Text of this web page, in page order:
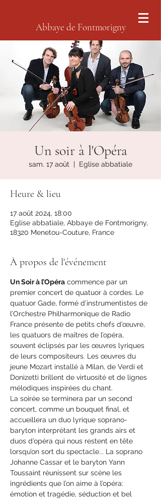
Abbaye de Fontmorigny
Un soir à l'Opéra
sam. 17 août
  |
Eglise abbatiale
Heure & lieu
17 août 2024, 18:00
Eglise abbatiale, Abbaye de Fontmorigny,
18320 Menetou-Couture, France
À propos de l'événement
Un Soir à l’Opéra commence par un
premier concert de quatuor à cordes. Le
quatuor Gade, formé d’instrumentistes de
l’Orchestre Philharmonique de Radio
France présente de petits chefs d’œuvre,
les quatuors de maîtres de l’opéra,
souvent éclipsés par les œuvres lyriques
de leurs compositeurs. Les œuvres du
jeune Mozart installé à Milan, de Verdi et
Donizetti brillent de virtuosité et de lignes
mélodiques inspirées du chant.
La soirée se terminera par un second
concert, comme un bouquet final, et
accueillera un duo lyrique soprano-
baryton interprétant les grands airs et
duos d’opéra qui nous restent en tête
lorsqu’on sort du spectacle... La soprano
Johanne Cassar et le baryton Yann
Toussaint réunissent sur scène les
ingrédients que l’on aime à l’opéra:
émotion et tragédie, séduction et bel